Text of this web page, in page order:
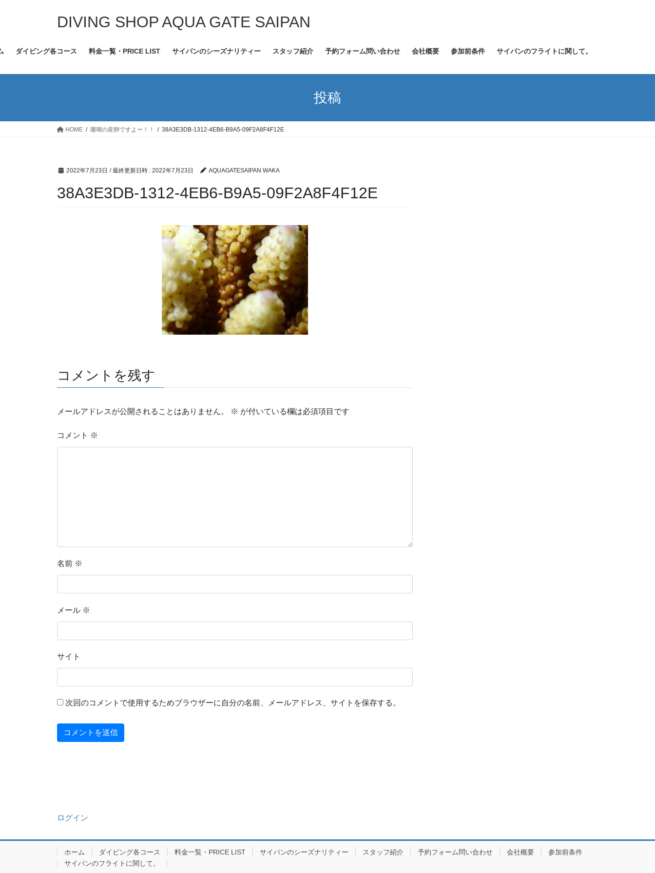
ツ
ス
シ
ン
DIVING SHOP AQUA GATE SAIPAN
ダイビング各コース 料金一覧・PRICE LIST サイパンのシーズナリティー スタッフ紹介 予約フォーム問い合わせ 会社概要 参加前条件 サイパンのフライトに関して。
投稿
HOME 珊瑚の産卵ですよー！！ 38A3E3DB-1312-4EB6-B9A5-09F2A8F4F12E
2022年7月23日 / 最終更新日時 : 2022年7月23日 AQUAGATESAIPAN WAKA
38A3E3DB-1312-4EB6-B9A5-09F2A8F4F12E
コメントを残す
メールアドレスが公開されることはありません。 ※ が付いている欄は必須項目です
コメント ※
名前 ※
メール ※
サイト
次回のコメントで使用するためブラウザーに自分の名前、メールアドレス、サイトを保存する。
ログイン
ホーム ダイビング各コース 料金一覧・PRICE LIST サイパンのシーズナリティー スタッフ紹介 予約フォーム問い合わせ 会社概要
参加前条件
サイパンのフライトに関して。